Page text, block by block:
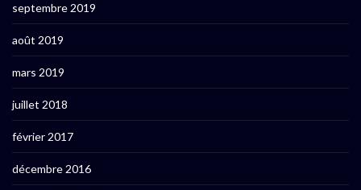
septembre 2019
août 2019
mars 2019
juillet 2018
février 2017
décembre 2016